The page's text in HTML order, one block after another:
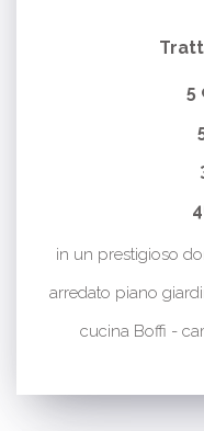
5
in un prestigioso
arredato piano
cucina Boffi -